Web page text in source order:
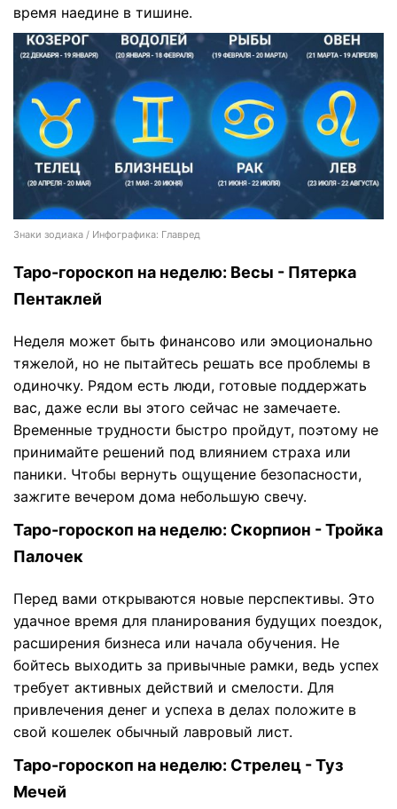
время наедине в тишине.
Знаки зодиака / Инфографика: Главред
Таро-гороскоп на неделю: Весы - Пятерка
Пентаклей
Неделя может быть финансово или эмоционально
тяжелой, но не пытайтесь решать все проблемы в
одиночку. Рядом есть люди, готовые поддержать
вас, даже если вы этого сейчас не замечаете.
Временные трудности быстро пройдут, поэтому не
принимайте решений под влиянием страха или
паники. Чтобы вернуть ощущение безопасности,
зажгите вечером дома небольшую свечу.
Таро-гороскоп на неделю: Скорпион - Тройка
Палочек
Перед вами открываются новые перспективы. Это
удачное время для планирования будущих поездок,
расширения бизнеса или начала обучения. Не
бойтесь выходить за привычные рамки, ведь успех
требует активных действий и смелости. Для
привлечения денег и успеха в делах положите в
свой кошелек обычный лавровый лист.
Таро-гороскоп на неделю: Стрелец - Туз
Мечей